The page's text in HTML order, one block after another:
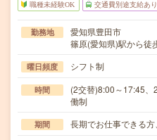
職種未経験OK 交通費別途支給あり
勤務地
愛知県豊田市
篠原(愛知県)駅から徒
曜日頻度 シフト制
時間
(2交替)8:00～17:45
働制
期間 長期でお仕事できる方